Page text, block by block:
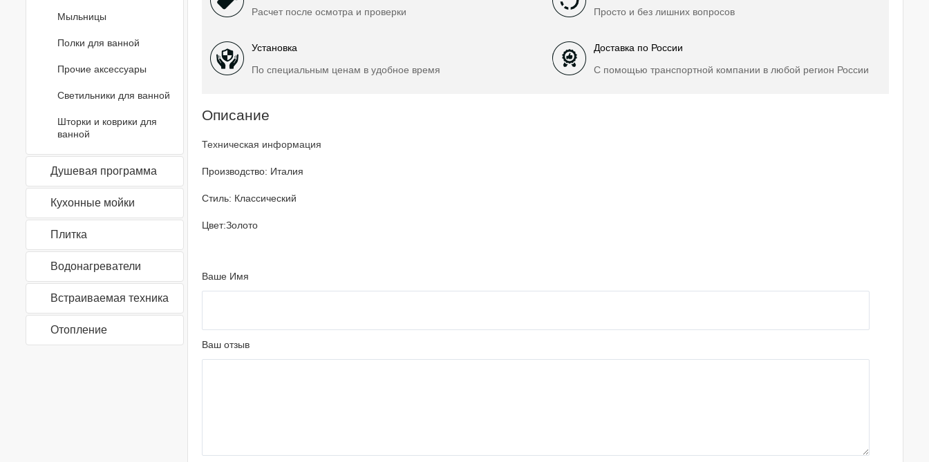
Мыльницы
Полки для ванной
Прочие аксессуары
Светильники для ванной
Шторки и коврики для
ванной
Душевая программа
Кухонные мойки
Плитка
Водонагреватели
Встраиваемая техника
Отопление
Расчет после осмотра и проверки
Просто и без лишних вопросов
Установка
По специальным ценам в удобное время
Доставка по России
С помощью транспортной компании в любой регион России
Описание
Техническая информация
Производство: Италия
Стиль: Классический
Цвет:Золото
Ваше Имя
Ваш отзыв